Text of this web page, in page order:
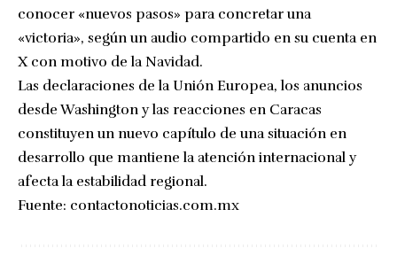
conocer «nuevos pasos» para concretar una
«victoria», según un audio compartido en su cuenta en
X con motivo de la Navidad.
Las declaraciones de la Unión Europea, los anuncios
desde Washington y las reacciones en Caracas
constituyen un nuevo capítulo de una situación en
desarrollo que mantiene la atención internacional y
afecta la estabilidad regional.
Fuente: contactonoticias.com.mx